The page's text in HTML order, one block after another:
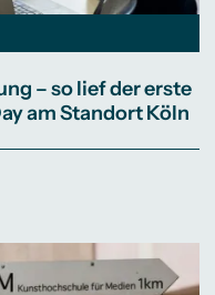
– so lief der erste
am Standort Köln